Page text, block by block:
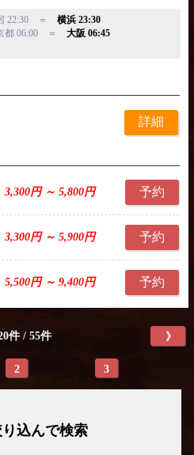
22:30 ＝ 横浜 23:30
都 06:00 ＝ 大阪 06:45
詳細
3,300円 ～ 5,800円 予約
3,300円 ～ 5,900円 予約
5,500円 ～ 9,400円 予約
件 / 55件 》
2 3
込んで検索